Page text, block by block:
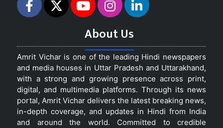
About Us
Amrit Vichar is one of the leading Hindi newspapers
and media houses in Uttar Pradesh and Uttarakhand,
with a strong and growing presence across print,
digital, and multimedia platforms. Through its news
portal, Amrit Vichar delivers the latest breaking news,
in-depth coverage, and updates in Hindi from India
and around the world. Committed to credible